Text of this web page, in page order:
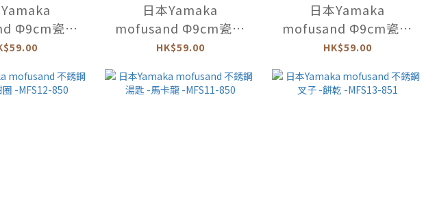
Φ9cm瓷器
MFS13-333
日本Yamaka
mofusand Φ9cm瓷器
碟 -甜甜圈 -MFS12-333
HK$59.00
日本Yamaka
mofusand Φ9cm瓷器
碟 -馬卡龍 -MFS11-333
HK$59.00